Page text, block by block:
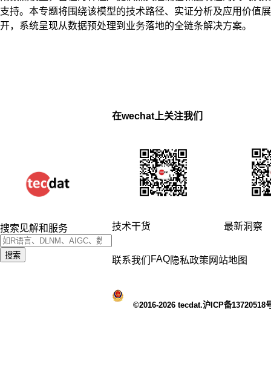
支持。本专题将围绕该模型的技术路径、实证分析及应用价值展
开，系统呈现从数据预处理到业务落地的全链条解决方案。
搜索见解和服务
搜索
在wechat上关注我们
技术干货 最新洞察
联系我们 FAQ隐私政策 网站地图
©2016-2026 tecdat.沪ICP备13720518